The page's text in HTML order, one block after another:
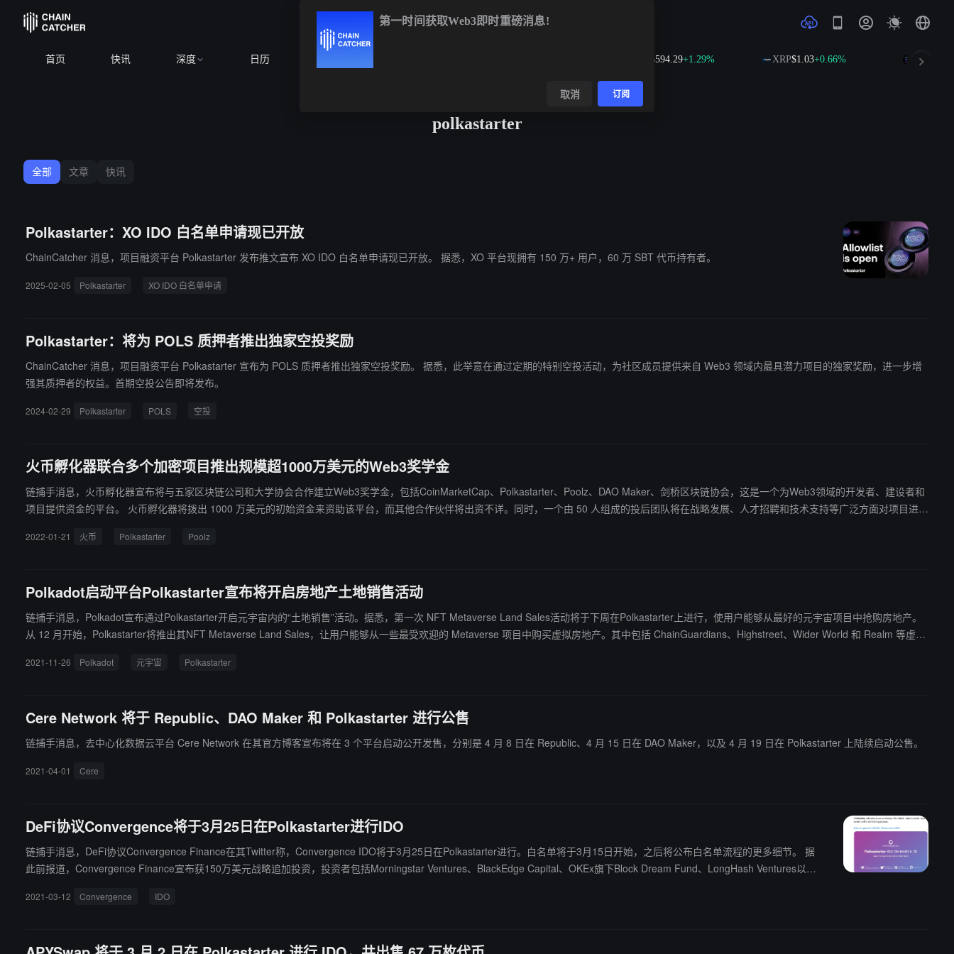
首页 快讯 深度 日历 $594.29 +1.29% XRP$1.03 +0.66% SOL$74.66
polkastarter
全部 文章 快讯
Polkastarter：XO IDO 白名单申请现已开放
ChainCatcher 消息，项目融资平台 Polkastarter 发布推文宣布 XO IDO 白名单申请现已开放。 据悉，XO 平台现拥有 150 万+ 用户，60 万 SBT 代币持有者。
2025-02-05 Polkastarter XO IDO 白名单申请
Polkastarter：将为 POLS 质押者推出独家空投奖励
ChainCatcher 消息，项目融资平台 Polkastarter 宣布为 POLS 质押者推出独家空投奖励。 据悉，此举意在通过定期的特别空投活动，为社区成员提供来自 Web3 领域内最具潜力项目的独家奖励，进一步增
强其质押者的权益。首期空投公告即将发布。
2024-02-29 Polkastarter POLS 空投
火币孵化器联合多个加密项目推出规模超1000万美元的Web3奖学金
链捕手消息，火币孵化器宣布将与五家区块链公司和大学协会合作建立Web3奖学金，包括CoinMarketCap、Polkastarter、Poolz、DAO Maker、剑桥区块链协会，这是一个为Web3领域的开发者、建设者和
项目提供资金的平台。 火币孵化器将拨出 1000 万美元的初始资金来资助该平台，而其他合作伙伴将出资不详。同时，一个由 50 人组成的投后团队将在战略发展、人才招聘和技术支持等广泛方面对项目进行
2022-01-21 火币 Polkastarter Poolz
Polkadot启动平台Polkastarter宣布将开启房地产土地销售活动
链捕手消息，Polkadot宣布通过Polkastarter开启元宇宙内的“土地销售”活动。据悉，第一次 NFT Metaverse Land Sales活动将于下周在Polkastarter上进行，使用户能够从最好的元宇宙项目中抢购房地产。
从 12 月开始，Polkastarter将推出其NFT Metaverse Land Sales，让用户能够从一些最受欢迎的 Metaverse 项目中购买虚拟房地产。其中包括 ChainGuardians、Highstreet、Wider World 和 Realm 等虚拟
2021-11-26 Polkadot 元宇宙 Polkastarter
Cere Network 将于 Republic、DAO Maker 和 Polkastarter 进行公售
链捕手消息，去中心化数据云平台 Cere Network 在其官方博客宣布将在 3 个平台启动公开发售，分别是 4 月 8 日在 Republic、4 月 15 日在 DAO Maker，以及 4 月 19 日在 Polkastarter 上陆续启动公售。
2021-04-01 Cere
DeFi协议Convergence将于3月25日在Polkastarter进行IDO
链捕手消息，DeFi协议Convergence Finance在其Twitter称，Convergence IDO将于3月25日在Polkastarter进行。白名单将于3月15日开始，之后将公布白名单流程的更多细节。 据
此前报道，Convergence Finance宣布获150万美元战略追加投资，投资者包括Morningstar Ventures、BlackEdge Capital、OKEx旗下Block Dream Fund、LongHash Ventures以及
2021-03-12 Convergence IDO
第一时间获取Web3即时重磅消息!
取消 订阅